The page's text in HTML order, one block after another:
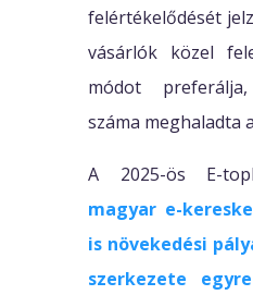
felértékelődését
vásárlók közel
módot
száma meghaladta
A 2025-ös E-
magyar e-
is növekedési
szerkezete